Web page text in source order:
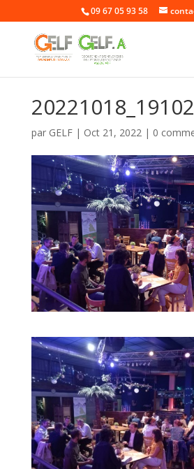
09 67 05 93 58
par GELF| Oct 21, 2022| 0